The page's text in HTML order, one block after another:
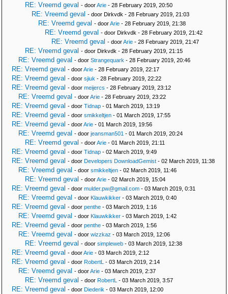
RE: Vreemd geval - doorArie - 28 February 2019, 20:50
RE: Vreemd geval - door Dirkvdk - 28 February 2019, 21:03
RE: Vreemd geval - doorArie - 28 February 2019, 21:38
RE: Vreemd geval - door Dirkvdk - 28 February 2019, 21:42
RE: Vreemd geval - doorArie - 28 February 2019, 21:47
RE: Vreemd geval - door Dirkvdk - 28 February 2019, 21:15
RE: Vreemd geval - door Strangequark - 28 February 2019, 20:46
RE: Vreemd geval - doorArie - 28 February 2019, 22:17
RE: Vreemd geval - door sjiuk - 28 February 2019, 22:22
RE: Vreemd geval - door meijercs - 28 February 2019, 23:12
RE: Vreemd geval - doorArie - 28 February 2019, 23:22
RE: Vreemd geval - door Tidnap - 01 March 2019, 13:19
RE: Vreemd geval - door smikkeltjen - 01 March 2019, 17:55
RE: Vreemd geval - doorArie - 01 March 2019, 19:56
RE: Vreemd geval - door jeansman501 - 01 March 2019, 20:24
RE: Vreemd geval - doorArie - 01 March 2019, 21:11
RE: Vreemd geval - door Tidnap - 02 March 2019, 9:49
RE: Vreemd geval - door Developers DownloadGemist - 02 March 2019, 11:38
RE: Vreemd geval - door smikkeltjen - 02 March 2019, 11:46
RE: Vreemd geval - doorArie - 02 March 2019, 15:04
RE: Vreemd geval - door mulder.pw@gmail.com - 03 March 2019, 0:31
RE: Vreemd geval - door Klauwkikker - 03 March 2019, 0:40
RE: Vreemd geval - door penthe - 03 March 2019, 1:16
RE: Vreemd geval - door Klauwkikker - 03 March 2019, 1:42
RE: Vreemd geval - door penthe - 03 March 2019, 1:56
RE: Vreemd geval - door wizzkaz - 03 March 2019, 12:06
RE: Vreemd geval - door simpleweb - 03 March 2019, 12:38
RE: Vreemd geval - doorArie - 03 March 2019, 2:12
RE: Vreemd geval - door RobertL - 03 March 2019, 2:14
RE: Vreemd geval - doorArie - 03 March 2019, 2:37
RE: Vreemd geval - door RobertL - 03 March 2019, 3:57
RE: Vreemd geval - door Diederik - 03 March 2019, 12:00